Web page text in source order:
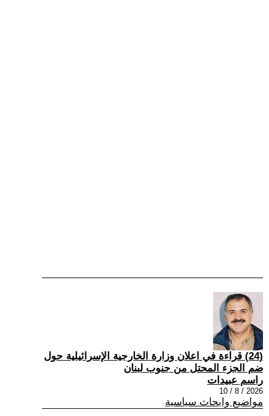
(24) قراءة في اعلان وزارة الخارجية الإسرائيلية حول
ضم الجزء المحتل من جنوب لبنان
راسم عبيدات
2026 / 8 / 10
مواضيع وابحاث سياسية